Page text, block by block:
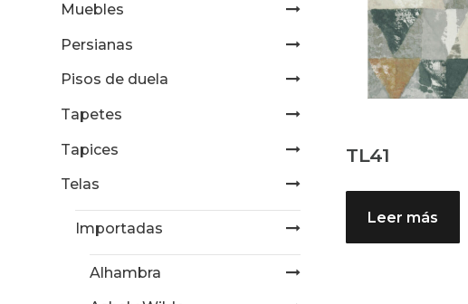
Muebles
Persianas
Pisos de duela
Tapetes
Tapices
Telas
Importadas
Alhambra
TL41
Leer más